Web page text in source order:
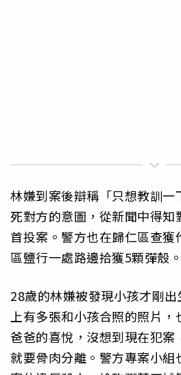
林嫌到案後辯稱「只想教訓一
死對方的意圖，從新聞中得知
首投案。警方也在歸仁區查
區鹽行一處路邊拾獲5顆彈殼。
28歲的林嫌被發現小孩才剛
上有多張和小孩合照的照片
爸爸的喜悅，沒想到現在犯案
就要骨肉分離。警方專案小